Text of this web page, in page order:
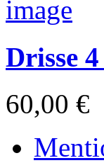
Drisse
60,00 €